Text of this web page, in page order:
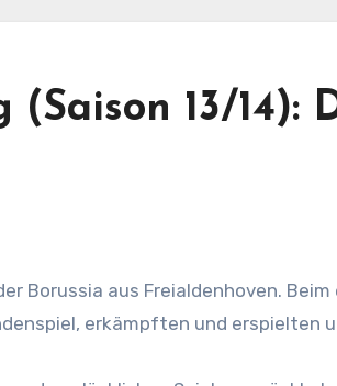
13/14):
erkämpften und erspielten